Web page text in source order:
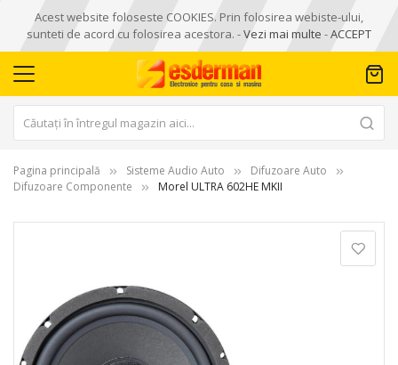
Acest website foloseste COOKIES. Prin folosirea webiste-ului,
sunteti de acord cu folosirea acestora. -Vezi mai multe -ACCEPT
Pagina principală Sisteme Audio Auto
Difuzoare Auto
Difuzoare Componente
Morel ULTRA 602HE MKII
images
gallery